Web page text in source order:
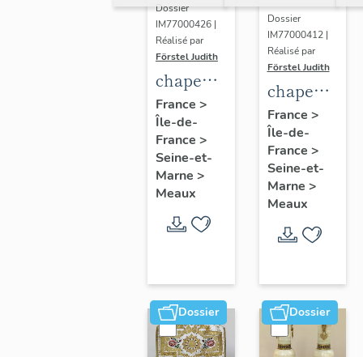
Dossier
IM77000426 |
Réalisé par
Förstel Judith
chape
blanche
à fleurs
France >
Île-de-
France >
Seine-et-
Marne >
Meaux
Dossier
IM77000412 |
Réalisé par
Förstel Judith
chape
blanche,
1ere
moitié
du 20e
siècle
France >
Île-de-
France >
Seine-et-
Marne >
Meaux
Dossier Dossier